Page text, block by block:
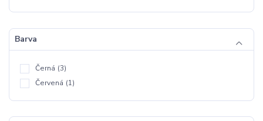
Barva
Černá (3)
Červená (1)